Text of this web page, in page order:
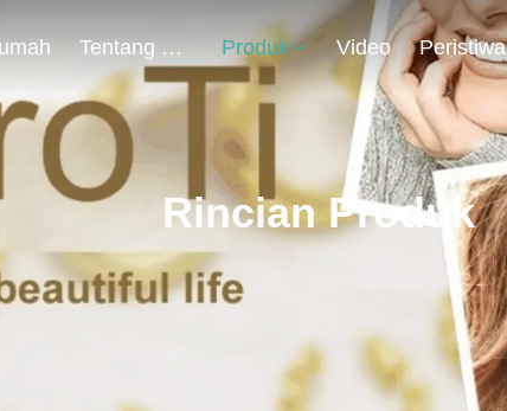
Tentang Kami Produk Video Peristiwa
Rincian Produk